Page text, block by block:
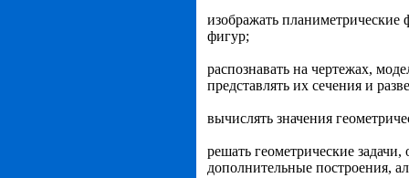
изображать планиметрические
фигур;
распознавать на чертежах,
пред­ставлять их сечения и
вычислять значения
решать геометрические
дополнитель­ные построения,